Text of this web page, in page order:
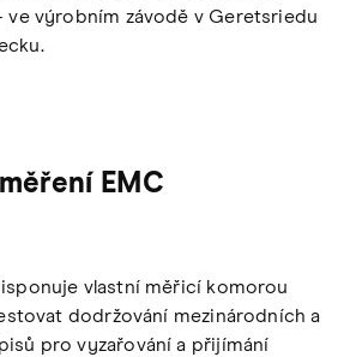
ve výrobním závodě v Geretsriedu
EMC
vlastní měřicí komorou
dodržování mezinárodních a
pro vyzařování a přijímání